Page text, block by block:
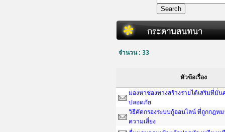
จำนวน : 33
หัวข้อเรื่อง
มองหาช่องทางสร้างรายได้เสริมที่มั่น
ปลอดภัย
วิธีคัดกรองระบบกู้ออนไลน์ ที่ถูกกฎหม
ความเสี่ยง